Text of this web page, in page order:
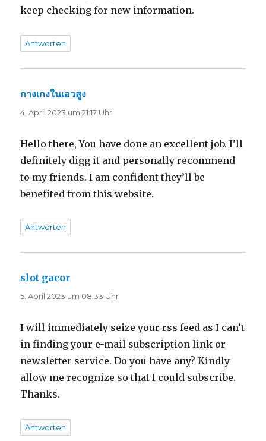
keep checking for new information.
Antworten
กางเกงในเอวสูง
4. April 2023 um 21:17 Uhr
Hello there, You have done an excellent job. I’ll
definitely digg it and personally recommend
to my friends. I am confident they’ll be
benefited from this website.
Antworten
slot gacor
5. April 2023 um 08:33 Uhr
I will immediately seize your rss feed as I can’t
in finding your e-mail subscription link or
newsletter service. Do you have any? Kindly
allow me recognize so that I could subscribe.
Thanks.
Antworten